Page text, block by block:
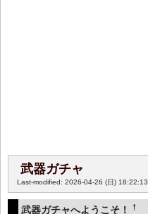
武器ガチャ
Last-modified: 2026-04-26 (日) 18:22:13
武器ガチャへようこそ！ †